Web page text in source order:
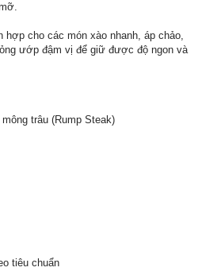
cho các món xào nhanh, áp chảo,
ướp đậm vị để giữ được độ ngon và
trâu (Rump Steak)
tiêu chuẩn